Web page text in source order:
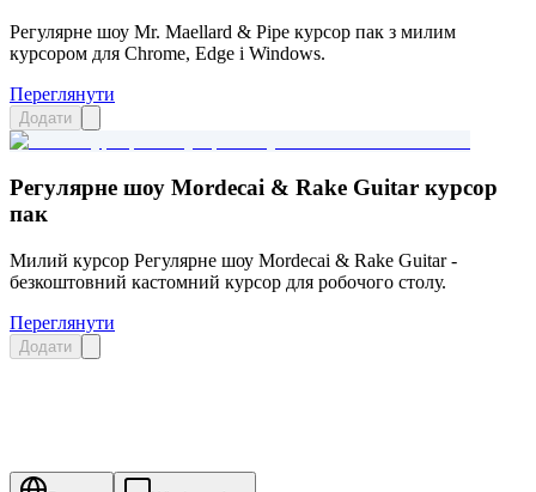
Регулярне шоу Mr. Maellard & Pipe курсор пак з милим
курсором для Chrome, Edge і Windows.
Переглянути
Додати
Регулярне шоу Mordecai & Rake Guitar курсор
пак
Милий курсор Регулярне шоу Mordecai & Rake Guitar -
безкоштовний кастомний курсор для робочого столу.
Переглянути
Додати